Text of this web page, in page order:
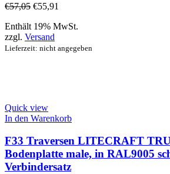
€57,05 €55,91
Enthält 19% MwSt.
zzgl. Versand
Lieferzeit: nicht angegeben
Quick view
In den Warenkorb
F33 Traversen LITECRAFT
Bodenplatte male, in RAL9005
Verbindersatz